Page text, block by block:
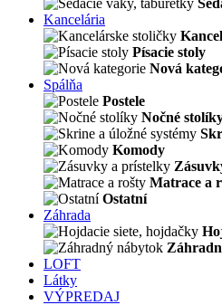
Kancelária
Písacie stoly
Nová
Spálňa
Postele
Nočné
Komody
Matrace a
Ostatní
Záhrada
LOFT
Látky
VÝPREDAJ